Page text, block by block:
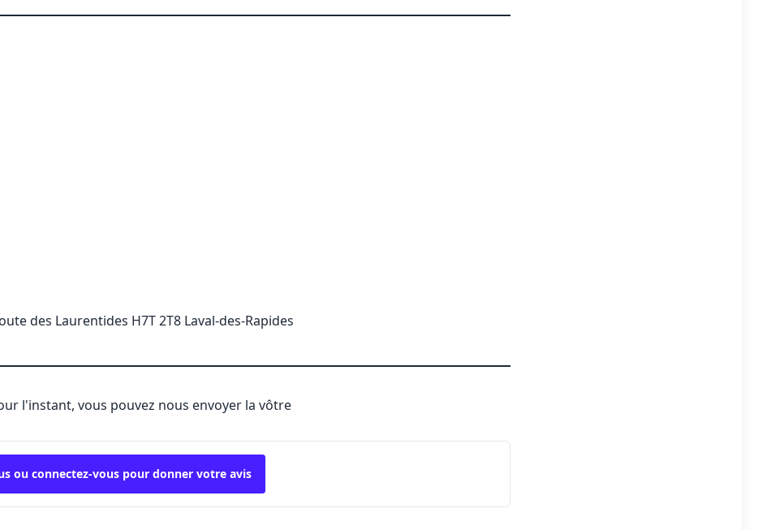
des Laurentides H7T 2T8 Laval-des-Rapides
l'instant, vous pouvez nous envoyer la vôtre
ou connectez-vous pour donner votre avis